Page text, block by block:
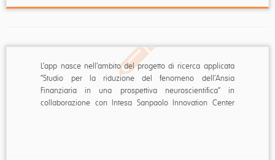
L’app nasce nell’ambito del progetto di ricerca applicata
“Studio per la riduzione del fenomeno dell’Ansia
Finanziaria in una prospettiva neuroscientifica” in
collaborazione con Intesa Sanpaolo Innovation Center